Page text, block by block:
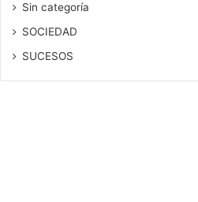
Sin categoría
SOCIEDAD
SUCESOS